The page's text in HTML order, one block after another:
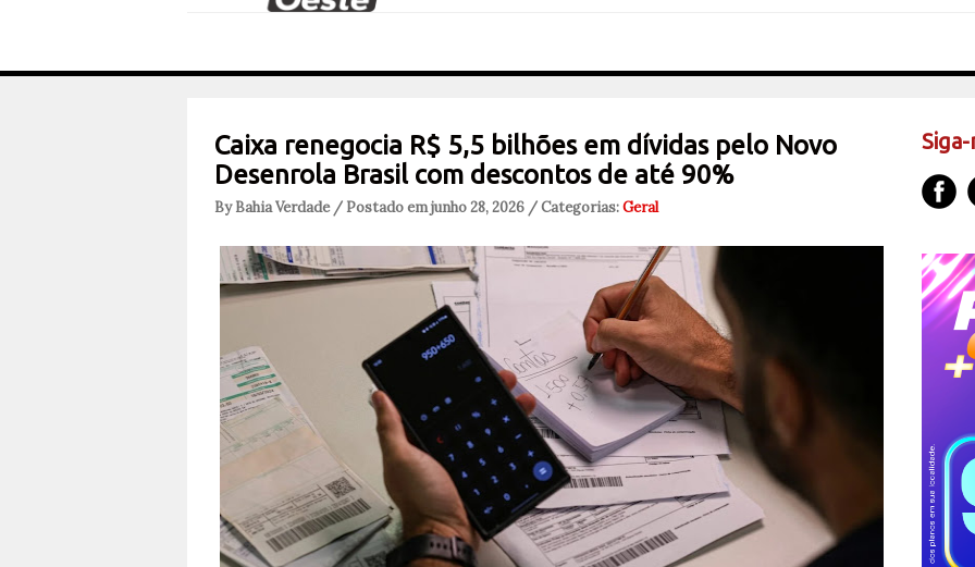
Caixa renegocia R$ 5,5 bilhões em dívidas pelo Novo
Desenrola Brasil com descontos de até 90%
By Bahia Verdade / Postado em junho 28, 2026 / Categorias:Geral